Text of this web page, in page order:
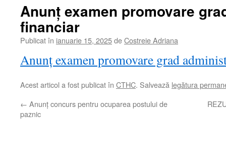
Anunț examen promovare
financiar
Publicat în ianuarie 15, 2025deCostreie Adriana
Anunț examen promovare grad
Acest articol a fost publicat în CTHC. Salvează legătura
← Anunț concurs pentru ocuparea postului de
paznic